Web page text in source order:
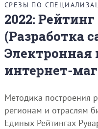
СРЕЗЫ ПО
2022:
(Разработка
интернет-
Методика построения
регионам и отраслям
Единых Рейтингах